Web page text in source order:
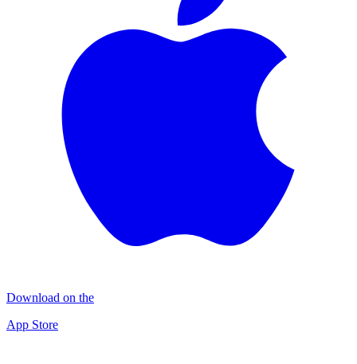
Download on the
App Store